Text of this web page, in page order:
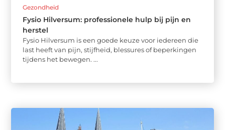
Gezondheid
Fysio Hilversum: professionele hulp bij pijn en
herstel
Fysio Hilversum is een goede keuze voor iedereen die
last heeft van pijn, stijfheid, blessures of beperkingen
tijdens het bewegen. ...